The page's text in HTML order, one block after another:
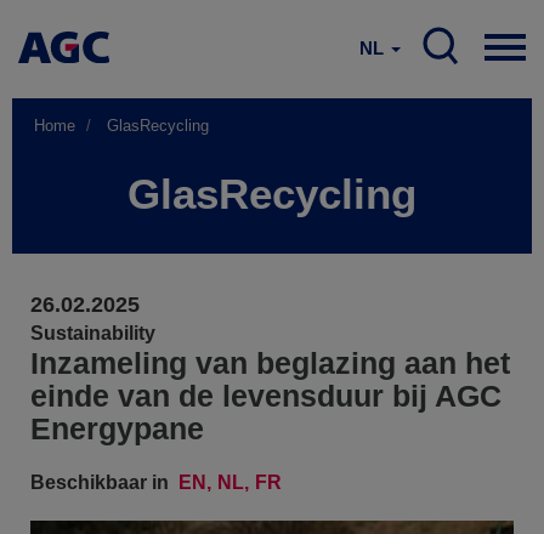
NL
Home GlasRecycling
GlasRecycling
26.02.2025
Sustainability
Inzameling van beglazing aan het
einde van de levensduur bij AGC
Energypane
Beschikbaar in EN NL FR